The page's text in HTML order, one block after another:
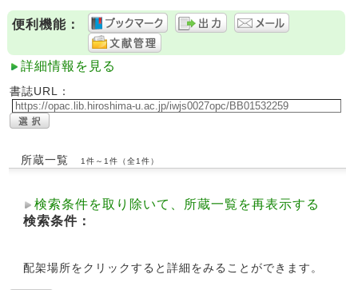
便利機能：
詳細情報を見る
書誌URL：
所蔵一覧 1件～1件（全1件）
検索条件を取り除いて、所蔵一覧を再表示する
検索条件：
配架場所をクリックすると詳細をみることができます。